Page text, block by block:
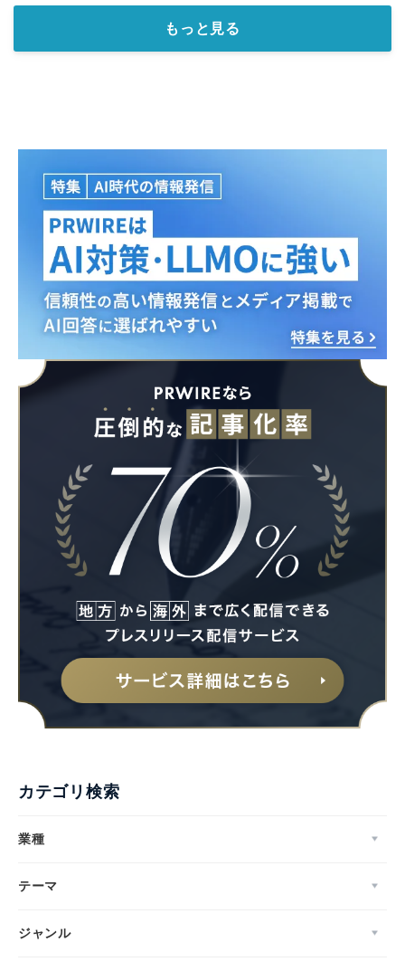
もっと見る
カテゴリ検索
業種
テーマ
ジャンル